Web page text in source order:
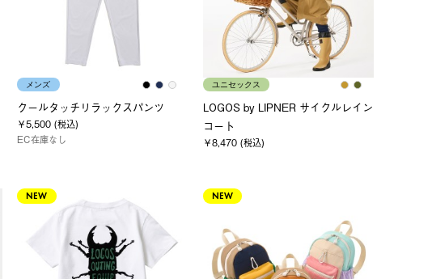
メンズ
クールタッチリラックスパンツ
￥5,500 (税込)
EC在庫なし
ユニセックス
LOGOS by LIPNER サイクルレイン
コート
￥8,470 (税込)
NEW NEW